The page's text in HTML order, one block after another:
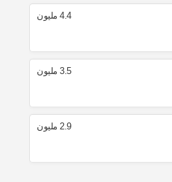
4.4 مليون
3.5 مليون
2.9 مليون